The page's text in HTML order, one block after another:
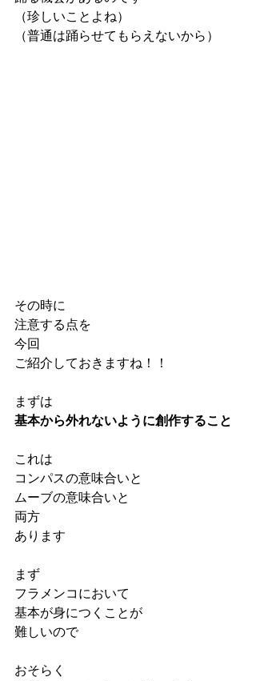
（珍しいことよね）
（普通は踊らせてもらえないから）
その時に
注意する点を
今回
ご紹介しておきますね！！
まずは
基本から外れないように創作すること
これは
コンパスの意味合いと
ムーブの意味合いと
両方
あります
まず
フラメンコにおいて
基本が身につくことが
難しいので
おそらく